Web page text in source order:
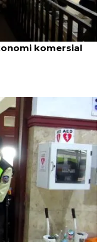
komersial